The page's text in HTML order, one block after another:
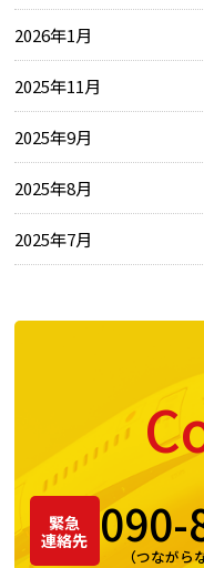
2026年1月
2025年11月
2025年9月
2025年8月
2025年7月
緊急
連絡先 090-
（つながら